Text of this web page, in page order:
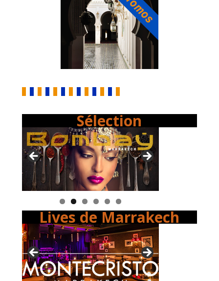
Sélection
Lives de Marrakech